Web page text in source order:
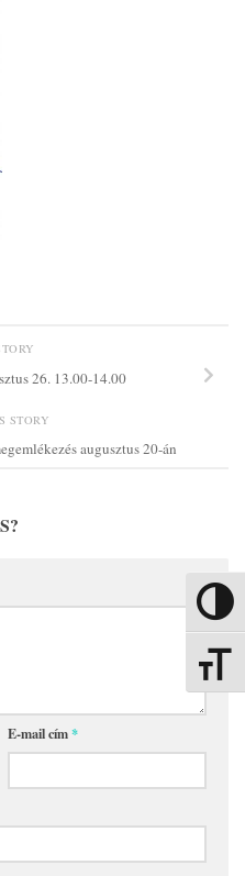
Nagy
26. 13.00-14.00
STORY
augusztus 20-án
E-mail cím*